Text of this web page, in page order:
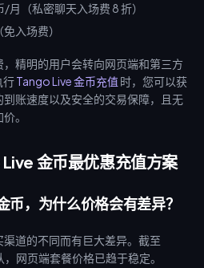
（私密聊天入场费 8 折）
入场费）
精明的用户会转向网页端和第三方
行Tango Live 金币充值 时，您可以获
账速度以及安全的交易保障，且无
。
金币最优惠充值方案
币，为什么价格会有差异？
道的不同而有巨大差异。截至
网页端套餐价格已趋于稳定。